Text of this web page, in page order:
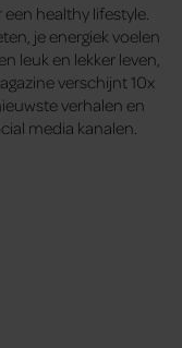
healthy lifestyle.
je energiek voelen
leuk en lekker leven,
verschijnt 10x
verhalen en
media kanalen.